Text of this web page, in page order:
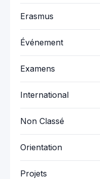
Erasmus
Événement
Examens
International
Non Classé
Orientation
Projets